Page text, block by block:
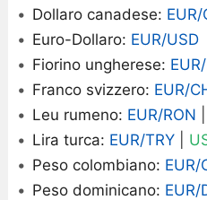
Dollaro canadese: EUR/
Euro-Dollaro: EUR/USD
Fiorino ungherese:
Franco svizzero: EUR/
Leu rumeno: EUR/RON
Lira turca: EUR/TRY|
Peso colombiano: EUR/
Peso dominicano: EUR/